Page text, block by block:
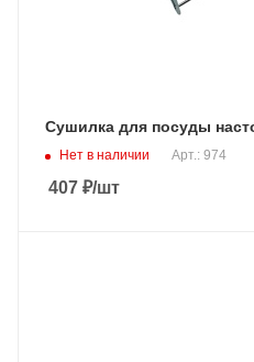
Сушилка для посуды
Нет в наличии Арт.: 974
407 ₽/шт